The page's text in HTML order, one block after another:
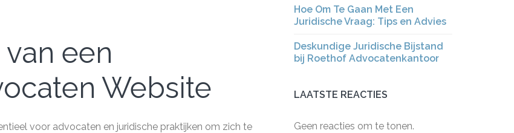
een
Website
voor advocaten en juridische praktijken om zich te
Hoe Om Te Gaan Met Een
Juridische Vraag: Tips en Advies
Deskundige Juridische Bijstand
bij Roethof Advocatenkantoor
LAATSTE REACTIES
Geen reacties om te tonen.